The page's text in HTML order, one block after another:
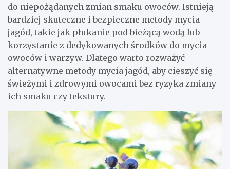
do niepożądanych zmian smaku owoców. Istnieją
bardziej skuteczne i bezpieczne metody mycia
jagód, takie jak płukanie pod bieżącą wodą lub
korzystanie z dedykowanych środków do mycia
owoców i warzyw. Dlatego warto rozważyć
alternatywne metody mycia jagód, aby cieszyć się
świeżymi i zdrowymi owocami bez ryzyka zmiany
ich smaku czy tekstury.